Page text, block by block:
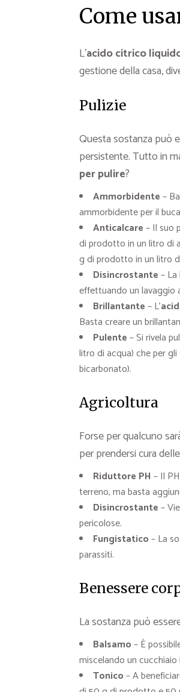
Come
L’acido citrico
gestione della casa,
Pulizie
Questa sostanza può
persistente. Tutto in
per pulire?
Ammorbidente–
ammorbidente per il
Anticalcare– Il suo
di prodotto in un litro di
g di prodotto in un litro
Disincrostante–
effettuando un lavaggio
Brillantante– L’
Basta creare un
Pulente– Si rivela
litro di acqua) che per
bicarbonato).
Agricoltura
Forse per qualcuno
per prendersi cura
Riduttore PH – Il
terreno, ma basta
Disincrostante–
pericolose.
Fungistatico– La
parassiti.
Benessere
La sostanza può
Balsamo– È
miscelando un
Tonico– A